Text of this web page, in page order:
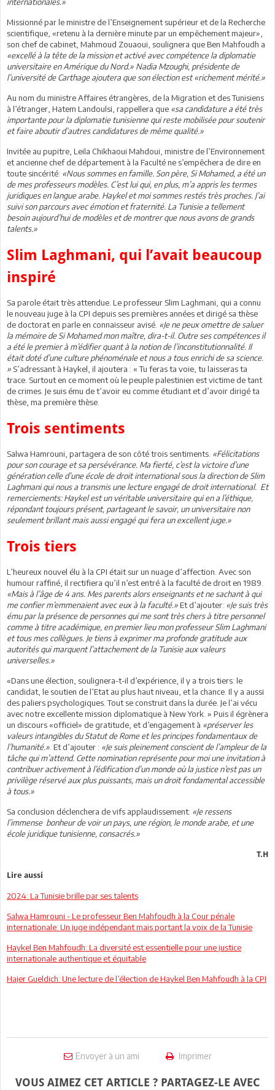
Missionné par le ministre de l’Enseignement supérieur et de la Recherche
scientifique, «retenu à la dernière minute par un empêchement majeur»,
son chef de cabinet, Mahmoud Zouaoui, soulignera que Ben Mahfoudh a
«excellé à la tête de la mission et activé avec compétence la diplomatie
universitaire en Amérique du Nord.» Nadia Mzoughi, présidente de
l’université de Carthage ajoutera que son élection est «richement mérité.»
Au nom du ministre Affaires étrangères, de la Migration et des Tunisiens
à l’étranger, Hatem Landoulsi, rappellera que «sa candidature a été très
importante pour la diplomatie tunisienne qui reste mobilisée pour soutenir
et faire aboutir d’autres candidatures de même qualité.»
Invitée au pupitre, Leila Chikhaoui Mahdoui, ministre de l’Environnement
et ancienne chef de département à la Faculté ne s’empêchera de dire en
toute sincérité: «Nous sommes en famille. Son père, Si Mohamed, a été un
de mes professeurs modèles. C’est lui qui, en plus, m’a appris les termes
juridiques en langue arabe. Haykel et moi sommes restés très proches. J’ai
suivi son parcours avec émotion et fraternité. La Tunisie a tellement
besoin aujourd’hui de modèles et de montrer que nous avons de grands
talents.»
Slim Laghmani, qui l’avait beaucoup
inspiré
Sa parole était très attendue. Le professeur Slim Laghmani, qui a connu
le nouveau juge à la CPI depuis ses premières années et dirigé sa thèse
de doctorat en parle en connaisseur avisé. «Je ne peux omettre de saluer
la mémoire de Si Mohamed mon maître, dira-t-il. Outre ses compétences il
a été le premier à m’édifier quant à la notion de l’inconstitutionnalité. Il
était doté d’une culture phénoménale et nous a tous enrichi de sa science.
» S’adressant à Haykel, il ajoutera : « Tu feras ta voie, tu laisseras ta
trace. Surtout en ce moment où le peuple palestinien est victime de tant
de crimes. Je suis ému de t’avoir eu comme étudiant et d’avoir dirigé ta
thèse, ma première thèse.
Trois sentiments
Salwa Hamrouni, partagera de son côté trois sentiments. «Félicitations
pour son courage et sa persévérance. Ma fierté, c’est la victoire d’une
génération celle d’une école de droit international sous la direction de Slim
Laghmani qui nous a transmis une lecture engagé de droit international. Et
remerciements: Haykel est un véritable universitaire qui en a l’éthique,
répondant toujours présent, partageant le savoir, un universitaire non
seulement brillant mais aussi engagé qui fera un excellent juge.»
Trois tiers
L’heureux nouvel élu à la CPI était sur un nuage d’affection. Avec son
humour raffiné, il rectifiera qu’il n’est entré à la faculté de droit en 1989.
«Mais à l’âge de 4 ans. Mes parents alors enseignants et ne sachant à qui
me confier m’emmenaient avec eux à la faculté.»Et d’ajouter: «Je suis très
ému par la présence de personnes qui me sont très chers à titre personnel
comme à titre académique, en premier lieu mon professeur Slim Laghmani
et tous mes collègues. Je tiens à exprimer ma profonde gratitude aux
autorités qui marquent l’attachement de la Tunisie aux valeurs
universelles.»
«Dans une élection, soulignera-t-il d’expérience, il y a trois tiers: le
candidat, le soutien de l’Etat au plus haut niveau, et la chance. Il y a aussi
des paliers psychologiques. Tout se construit dans la durée. Je l’ai vécu
avec notre excellente mission diplomatique à New York. » Puis il égrènera
un discours «officiel» de gratitude, et d’engagement à «préserver les
valeurs intangibles du Statut de Rome et les principes fondamentaux de
l’humanité.» . Et d’ajouter : «Je suis pleinement conscient de l’ampleur de la
tâche qui m’attend. Cette nomination représente pour moi une invitation à
contribuer activement à l’édification d’un monde où la justice n’est pas un
privilège réservé aux plus puissants, mais un droit fondamental accessible
à tous.»
Sa conclusion déclenchera de vifs applaudissement: «Je ressens
l’immense bonheur de voir un pays, une région, le monde arabe, et une
école juridique tunisienne, consacrés.»
T.H
Lire aussi
2024: La Tunisie brille par ses talents
Salwa Hamrouni - Le professeur Ben Mahfoudh à la Cour pénale
internationale: Un juge indépendant mais portant la voix de la Tunisie
Haykel Ben Mahfoudh: La diversité est essentielle pour une justice
internationale authentique et équitable
Hajer Gueldich: Une lecture de l’élection de Haykel Ben Mahfoudh à la CPI
Envoyer à un ami Imprimer
VOUS AIMEZ CET ARTICLE ? PARTAGEZ-LE AVEC